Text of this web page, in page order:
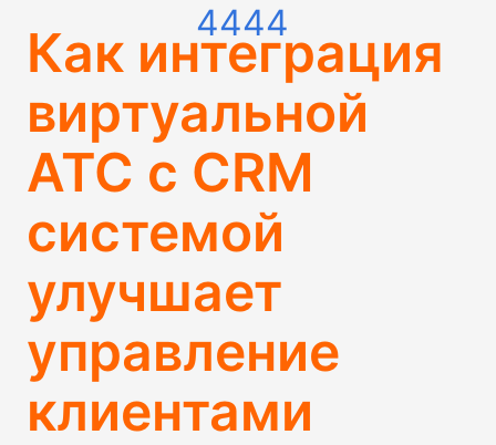
4444
Как интеграция
виртуальной
АТС с CRM
системой
улучшает
управление
клиентами